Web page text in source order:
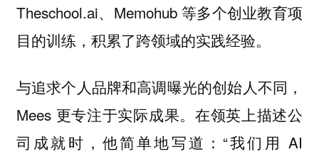
Theschool.ai、Memohub 等多个创业教育项
目的训练，积累了跨领域的实践经验。
与追求个人品牌和高调曝光的创始人不同，
Mees 更专注于实际成果。在领英上描述公
司成就时，他简单地写道：“我们用 AI